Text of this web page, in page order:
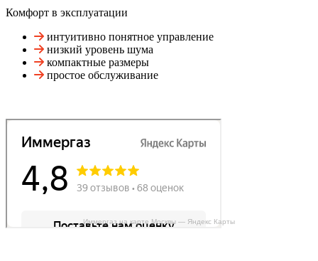
Комфорт в эксплуатации
интуитивно понятное управление
низкий уровень шума
компактные размеры
простое обслуживание
Иммергаз на карте Москвы — Яндекс Карты